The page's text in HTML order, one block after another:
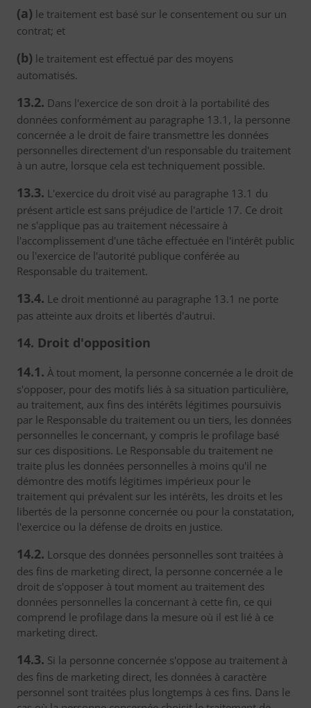
(a) le traitement est basé sur le consentement ou sur un
contrat; et
(b) le traitement est effectué par des moyens
automatisés.
13.2. Dans l'exercice de son droit à la portabilité des
données conformément au paragraphe 13.1, la personne
concernée a le droit de faire transmettre les données
personnelles directement d'un responsable du traitement
à un autre, lorsque cela est techniquement possible.
13.3. L'exercice du droit visé au paragraphe 13.1 du
présent article est sans préjudice de l'article 17. Ce droit
ne s'applique pas au traitement nécessaire à
l'accomplissement d'une tâche effectuée en l'intérêt public
ou l'exercice de l'autorité publique conférée au
Responsable du traitement.
13.4. Le droit mentionné au paragraphe 13.1 ne porte
pas atteinte aux droits et libertés d'autrui.
14. Droit d'opposition
14.1. À tout moment, la personne concernée a le droit de
s'opposer, pour des motifs liés à sa situation particulière,
au traitement, aux fins des intérêts légitimes poursuivis
par le Responsable du traitement ou un tiers, les données
personnelles le concernant, y compris le profilage basé
sur ces dispositions. Le Responsable du traitement ne
traite plus les données personnelles à moins qu'il ne
démontre des motifs légitimes impérieux pour le
traitement qui prévalent sur les intérêts, les droits et les
libertés de la personne concernée ou pour la constatation,
l'exercice ou la défense de droits en justice.
14.2. Lorsque des données personnelles sont traitées à
des fins de marketing direct, la personne concernée a le
droit de s'opposer à tout moment au traitement des
données personnelles la concernant à cette fin, ce qui
comprend le profilage dans la mesure où il est lié à ce
marketing direct.
14.3. Si la personne concernée s'oppose au traitement à
des fins de marketing direct, les données à caractère
personnel sont traitées plus longtemps à ces fins. Dans le